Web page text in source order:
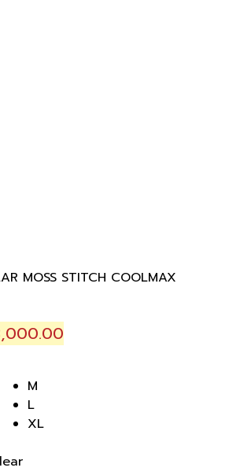
MOSS STITCH COOLMAX
M
L
XL